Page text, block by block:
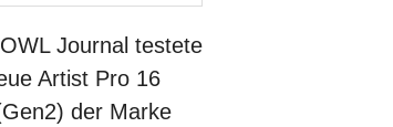
Journal testete
Artist Pro 16
der Marke